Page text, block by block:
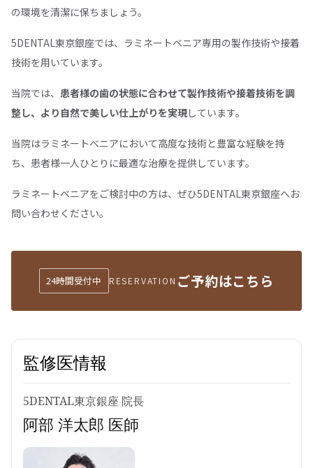
の環境を清潔に保ちましょう。
5DENTAL東京銀座では、ラミネートベニア専用の製作技術や接着
技術を用いています。
当院では、 患者様の歯の状態に合わせて製作技術や接着技術を調
整し、より自然で美しい仕上がりを実現しています。
当院はラミネートべニアにおいて高度な技術と豊富な経験を持
ち、患者様一人ひとりに最適な治療を提供しています。
ラミネートベニアをご検討中の方は、ぜひ5DENTAL東京銀座へお
問い合わせください。
24時間受付中 RESERVATION ご予約はこちら
監修医情報
5DENTAL東京銀座 院長
阿部 洋太郎 医師